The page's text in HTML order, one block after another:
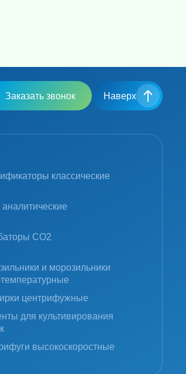
Заказать звонок Наверх
классические
CO2
и морозильники
центрифужные
для культивирования
высокоскоростные